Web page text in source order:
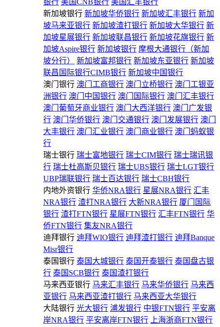
银行 美国CNB银行 美国汇丰银行
新加坡银行 新加坡华侨银行 新加坡汇丰银行 新加
坡马来亚银行 新加坡渣打银行 新加坡大华银行 新
加坡星展银行 新加坡联昌银行 新加坡花旗银行 新
加坡Aspire银行 新加坡银行 摩根大通银行（新加
坡分行）
新加坡富邦银行 新加坡东亚银行 新加坡
联昌国际银行CIMB银行 新加坡中国银行
澳门银行 澳门工商银行 澳门立桥银行 澳门工银亚
洲银行 澳门中国银行 澳门国际银行 澳门汇丰银行
澳门葡萄牙商业银行 澳门大西洋银行 澳门广发银
行 澳门华侨银行 澳门交通银行 澳门发展银行 澳门
大丰银行 澳门汇业银行 澳门商业银行 澳门蚂蚁银
行
瑞士银行 瑞士富地银行 瑞士CIM银行 瑞士瑞讯银
行 瑞士杜高斯贝银行 瑞士UBS银行 瑞士LGT银行
UBP瑞联银行 瑞士百达银行 瑞士CBH银行
内地外资银行 华侨NRA银行 星展NRA银行 汇丰
NRA银行 渣打NRA银行 大新NRA银行 厦门国际
银行 渣打FTN银行 星展FTN银行 汇丰FTN银行 华
侨FTN银行 集友NRA银行
迪拜银行 迪拜WIO银行 迪拜渣打银行 迪拜Banque
Misr银行
泰国银行 泰国大城银行 泰国开泰银行 泰国盘古银
行 泰国SCB银行 泰国渣打银行
马来西亚银行 马来汇丰银行 马来华侨银行 马来西
亚银行 马来西亚渣打银行 马来西亚大华银行
大陆银行 光大银行 浦发银行 中银FTN银行 平安离
岸NRA银行 平安离岸FTN银行
上海浙商FTN银行